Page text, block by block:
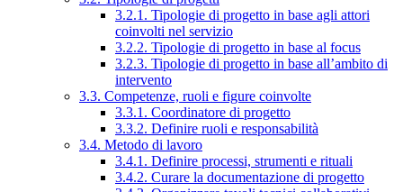
3.2.1. Tipologie di progetto in base agli attori
coinvolti nel servizio
3.2.2. Tipologie di progetto in base al focus
3.2.3. Tipologie di progetto in base all’ambito di
intervento
3.3. Competenze, ruoli e figure coinvolte
3.3.1. Coordinatore di progetto
3.3.2. Definire ruoli e responsabilità
3.4. Metodo di lavoro
3.4.1. Definire processi, strumenti e rituali
3.4.2. Curare la documentazione di progetto